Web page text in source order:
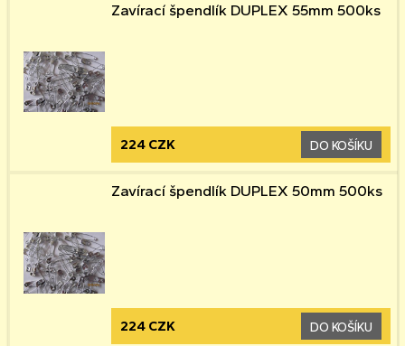
Zavírací špendlík DUPLEX 55mm 500ks
224 CZK DO KOŠÍKU
Zavírací špendlík DUPLEX 50mm 500ks
224 CZK DO KOŠÍKU